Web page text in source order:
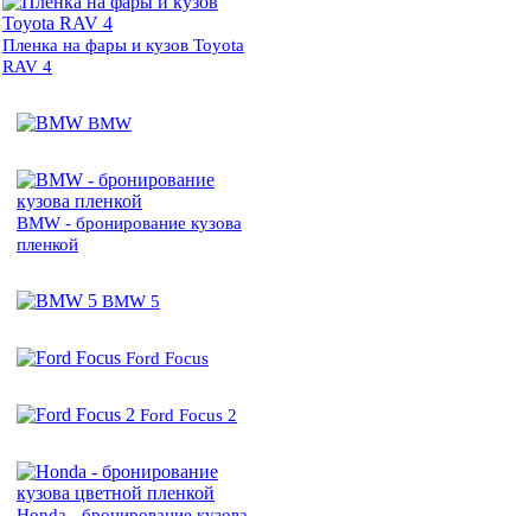
Пленка на фары и кузов Toyota
RAV 4
BMW
BMW - бронирование кузова
пленкой
BMW 5
Ford Focus
Ford Focus 2